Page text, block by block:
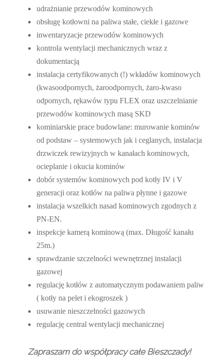
udrażnianie przewodów kominowych
obsługę kotłowni na paliwa stałe, ciekłe i gazowe
inwentaryzacje przewodów kominowych
kontrola wentylacji mechanicznych wraz z
dokumentacją
instalacja certyfikowanych (!) wkładów kominowych
(kwasoodpornych, żaroodpornych, żaro-kwaso
odpornych, rękawów typu FLEX oraz uszczelnianie
przewodów kominowych masą SKD
kominiarskie prace budowlane: murowanie kominów
od podstaw – systemowych jak i ceglanych, instalacja
drzwiczek rewizyjnych w kanałach kominowych,
ocieplanie i okucia kominów
dobór systemów kominowych pod kotły IV i V
generacji oraz kotłów na paliwa płynne i gazowe
instalacja wszelkich nasad kominowych zgodnych z
PN-EN.
inspekcje kamerą kominową (max. Długość kanału
25m.)
sprawdzanie szczelności wewnętrznej instalacji
gazowej
regulację kotłów z automatycznym podawaniem paliw
( kotły na pelet i ekogroszek )
usuwanie nieszczelności gazowych
regulację central wentylacji mechanicznej
Zapraszam do współpracy całe Bieszczady!